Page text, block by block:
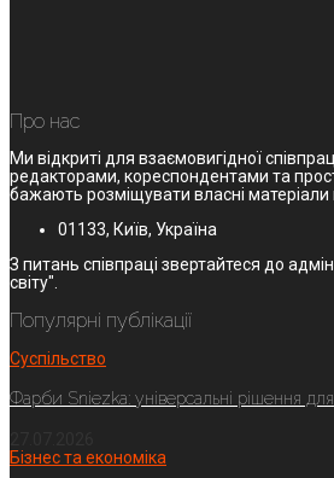
Про нас
Ми відкриті для взаємовигідної
редакторами, кореспондентами та
бажають розміщувати власні матеріали
01133, Київ, Україна
З питань співпраці звертайтеся до
світу".
Популярні публікації
Суспільство
Фарби Sniezka: універсальні рішення для
Бізнес та економіка